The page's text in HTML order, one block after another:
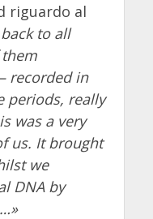
riguardo al
to all
recorded in
periods, really
was a very
us. It brought
we
DNA by